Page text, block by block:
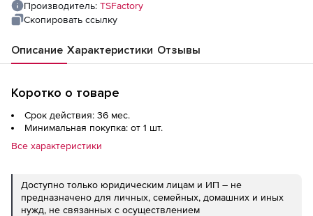
Производитель: TSFactory
Скопировать ссылку
Описание Характеристики Отзывы
Коротко о товаре
Срок действия: 36 мес.
Минимальная покупка: от 1 шт.
Все характеристики
Доступно только юридическим лицам и ИП – не
предназначено для личных, семейных, домашних и иных
нужд, не связанных с осуществлением